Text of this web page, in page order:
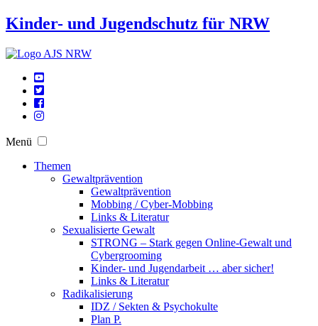
Kinder- und Jugendschutz für NRW
Menü
Themen
Gewaltprävention
Gewaltprävention
Mobbing / Cyber-Mobbing
Links & Literatur
Sexualisierte Gewalt
STRONG – Stark gegen Online-Gewalt und
Cybergrooming
Kinder- und Jugendarbeit … aber sicher!
Links & Literatur
Radikalisierung
IDZ / Sekten & Psychokulte
Plan P.